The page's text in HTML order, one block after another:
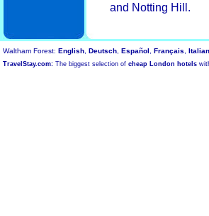
and Notting Hill.
Waltham Forest: English Deutsch Español Français
TravelStay.com: The biggest selection of cheap London hotels